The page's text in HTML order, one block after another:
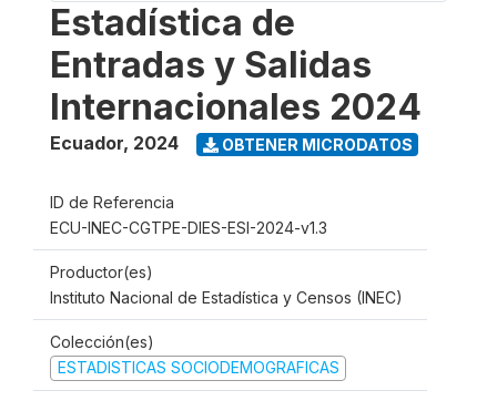
Estadística de
Entradas y Salidas
Internacionales 2024
Ecuador, 2024 OBTENER MICRODATOS
ID de Referencia
ECU-INEC-CGTPE-DIES-ESI-2024-v1.3
Productor(es)
Instituto Nacional de Estadística y Censos (INEC)
Colección(es)
ESTADISTICAS SOCIODEMOGRAFICAS